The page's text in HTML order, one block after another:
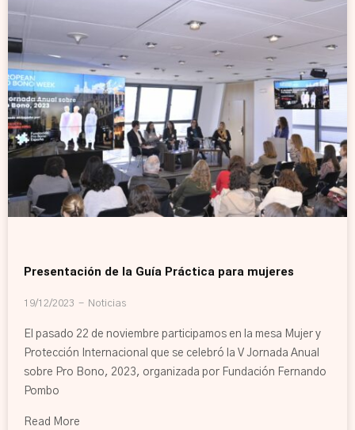
Presentación de la Guía Práctica para mujeres
19/12/2023 Noticias
El pasado 22 de noviembre participamos en la mesa Mujer y
Protección Internacional que se celebró la V Jornada Anual
sobre Pro Bono, 2023, organizada por Fundación Fernando
Pombo
Read More